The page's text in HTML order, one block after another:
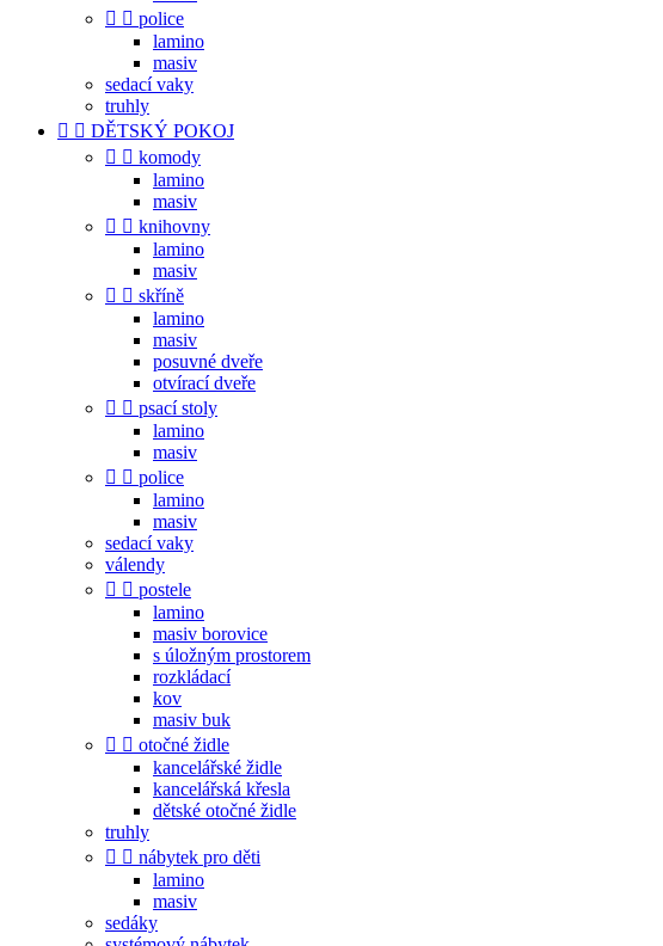
  police
lamino
masiv
sedací vaky
truhly
  DĚTSKÝ POKOJ
  komody
lamino
masiv
  knihovny
lamino
masiv
  skříně
lamino
masiv
posuvné dveře
otvírací dveře
  psací stoly
lamino
masiv
  police
lamino
masiv
sedací vaky
válendy
  postele
lamino
masiv borovice
s úložným prostorem
rozkládací
kov
masiv buk
  otočné židle
kancelářské židle
kancelářská křesla
dětské otočné židle
truhly
  nábytek pro děti
lamino
masiv
sedáky